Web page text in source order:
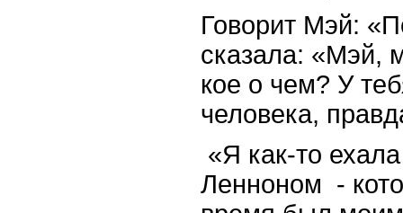
Говорит Мэй:
сказала: «Мэй,
кое о чем? У
человека,
«Я как-то
Ленноном -